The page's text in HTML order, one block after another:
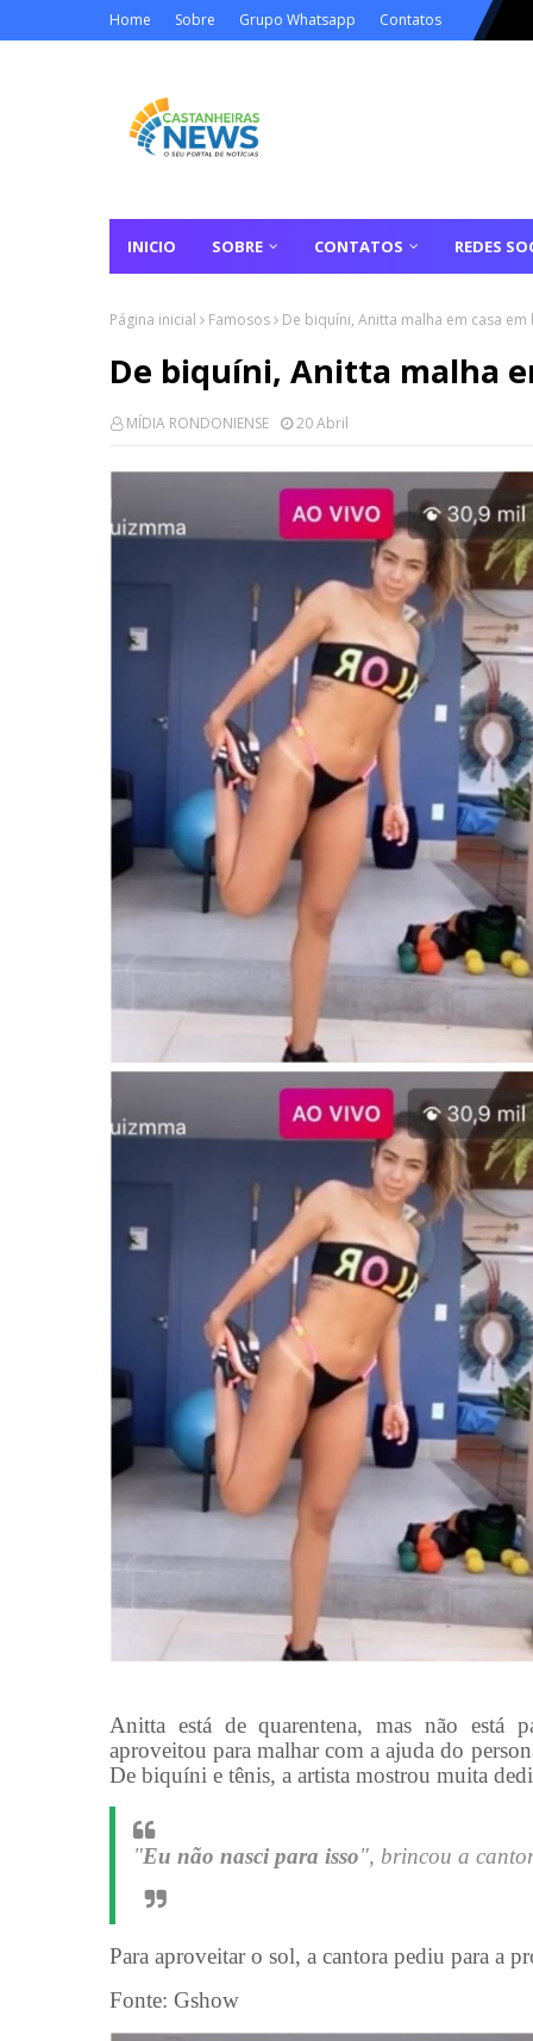
Home Sobre Grupo Whatsapp Contatos
INICIO SOBRE CONTATOS REDES
Página inicial Famosos De biquíni, Anitta malha em casa
De biquíni, Anitta malha
MÍDIA RONDONIENSE 20 Abril
Anitta está de quarentena, mas não está
aproveitou para malhar com a ajuda do
De biquíni e tênis, a artista mostrou muita
"Eu não nasci para isso", brincou a
Para aproveitar o sol, a cantora pediu para a
Fonte: Gshow